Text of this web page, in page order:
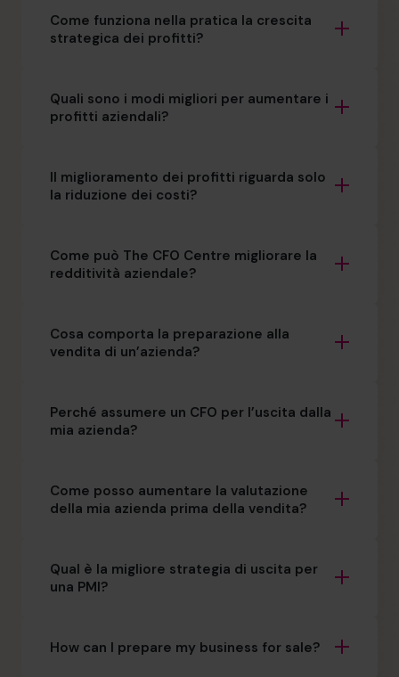
Come funziona nella pratica la crescita
strategica dei profitti?
Quali sono i modi migliori per aumentare i
profitti aziendali?
Il miglioramento dei profitti riguarda solo
la riduzione dei costi?
Come può The CFO Centre migliorare la
redditività aziendale?
Cosa comporta la preparazione alla
vendita di un’azienda?
Perché assumere un CFO per l’uscita dalla
mia azienda?
Come posso aumentare la valutazione
della mia azienda prima della vendita?
Qual è la migliore strategia di uscita per
una PMI?
How can I prepare my business for sale?